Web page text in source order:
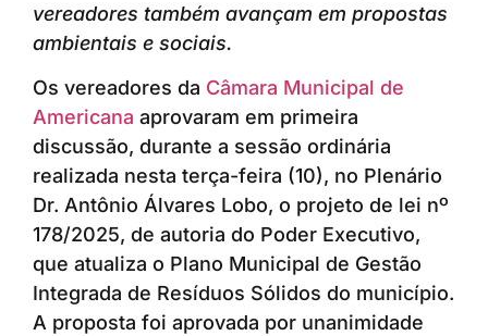
vereadores também avançam em propostas
ambientais e sociais.
Os vereadores da Câmara Municipal de
Americana aprovaram em primeira
discussão, durante a sessão ordinária
realizada nesta terça-feira (10), no Plenário
Dr. Antônio Álvares Lobo, o projeto de lei nº
178/2025, de autoria do Poder Executivo,
que atualiza o Plano Municipal de Gestão
Integrada de Resíduos Sólidos do município.
A proposta foi aprovada por unanimidade